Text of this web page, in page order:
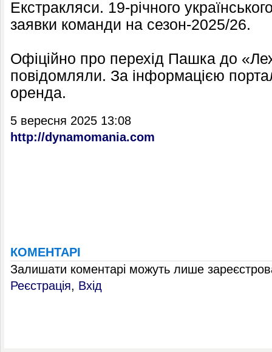
Екстракляси. 19-річного
заявки команди на сезон-2025/26.
Офіційно про перехід Пашка до
повідомляли. За інформацією
оренда.
5 вересня 2025 13:08
http://dynamomania.com
КОМЕНТАРІ
Залишати коментарі можуть лише
Реєстрація, Вхід